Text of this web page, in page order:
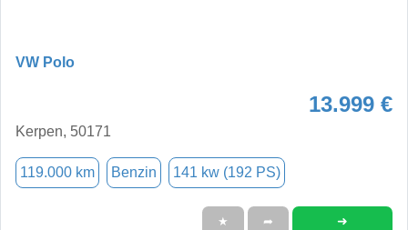
VW Polo
13.999 €
Kerpen, 50171
119.000 km Benzin 141 kw (192 PS)
★ ➦ ➜